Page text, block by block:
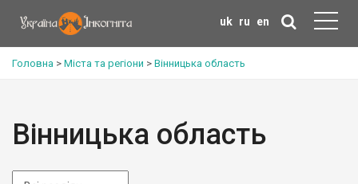
uk ru en
Головна > Міста та регіони > Вінницька область
Вінницька область